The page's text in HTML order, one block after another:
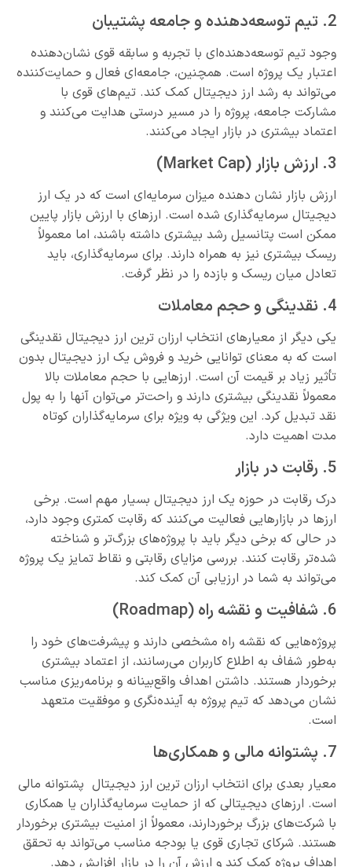
2. تیم توسعه‌دهنده و جامعه پشتیبان
وجود تیم توسعه‌دهنده‌ای با تجربه و سابقه قوی نشان‌دهنده
اعتبار یک پروژه است. همچنین، جامعه‌ای فعال و حمایت‌کننده
می‌تواند به رشد ارز دیجیتال کمک کند. تیم‌های قوی با
مشارکت جامعه، پروژه را در مسیر درستی هدایت می‌کنند و
اعتماد بیشتری در بازار ایجاد می‌کنند.
3. ارزش بازار (Market Cap)
ارزش بازار نشان‌ دهنده میزان سرمایه‌ای است که در یک ارز
دیجیتال سرمایه‌گذاری شده است. ارزهای با ارزش بازار پایین
ممکن است پتانسیل رشد بیشتری داشته باشند، اما معمولاً
ریسک بیشتری نیز به همراه دارند. برای سرمایه‌گذاری، باید
تعادل میان ریسک و بازده را در نظر گرفت.
4. نقدینگی و حجم معاملات
یکی دیگر از معیارهای انتخاب ارزان ترین ارز دیجیتال نقدینگی
است که به معنای توانایی خرید و فروش یک ارز دیجیتال بدون
تأثیر زیاد بر قیمت آن است. ارزهایی با حجم معاملات بالا
معمولاً نقدینگی بیشتری دارند و راحت‌تر می‌توان آنها را به پول
نقد تبدیل کرد. این ویژگی به‌ ویژه برای سرمایه‌گذاران کوتاه‌
مدت اهمیت دارد.
5. رقابت در بازار
درک رقابت در حوزه یک ارز دیجیتال بسیار مهم است. برخی
ارزها در بازارهایی فعالیت می‌کنند که رقابت کمتری وجود دارد،
در حالی که برخی دیگر باید با پروژه‌های بزرگ‌تر و شناخته‌
شده‌تر رقابت کنند. بررسی مزایای رقابتی و نقاط تمایز یک پروژه
می‌تواند به شما در ارزیابی آن کمک کند.
6. شفافیت و نقشه راه (Roadmap)
پروژه‌هایی که نقشه راه مشخصی دارند و پیشرفت‌های خود را
به‌طور شفاف به اطلاع کاربران می‌رسانند، از اعتماد بیشتری
برخوردار هستند. داشتن اهداف واقع‌بینانه و برنامه‌ریزی مناسب
نشان می‌دهد که تیم پروژه به آینده‌نگری و موفقیت متعهد
است.
7. پشتوانه مالی و همکاری‌ها
معیار بعدی برای انتخاب ارزان ترین ارز دیجیتال پشتوانه مالی
است. ارزهای دیجیتالی که از حمایت سرمایه‌گذاران یا همکاری
با شرکت‌های بزرگ برخوردارند، معمولاً از امنیت بیشتری برخوردار
هستند. شرکای تجاری قوی یا بودجه مناسب می‌تواند به تحقق
اهداف پروژه کمک کند و ارزش آن را در بازار افزایش دهد.